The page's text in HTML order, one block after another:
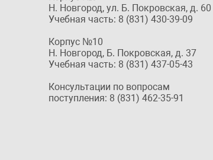
Н. Новгород, ул. Б. Покровская, д. 60
Учебная часть: 8 (831) 430-39-09
Корпус №10
Н. Новгород, Б. Покровская, д. 37
Учебная часть: 8 (831) 437-05-43
Консультации по вопросам
поступления: 8 (831) 462-35-91